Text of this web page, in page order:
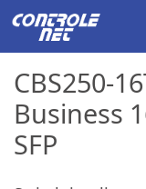
CBS250-
Business
SFP